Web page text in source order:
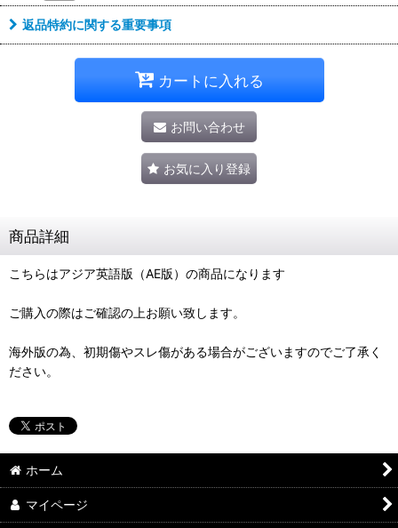
返品特約に関する重要事項
カートに入れる
お問い合わせ
お気に入り登録
商品詳細
こちらはアジア英語版（AE版）の商品になります
ご購入の際はご確認の上お願い致します。
海外版の為、初期傷やスレ傷がある場合がございますのでご了承く
ださい。
ホーム
マイページ